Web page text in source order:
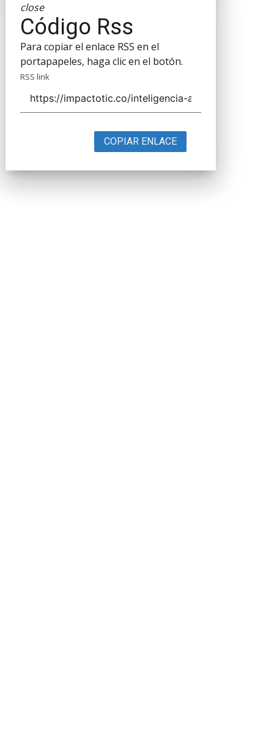
close
Código Rss
Para copiar el enlace RSS en el
portapapeles, haga clic en el botón.
RSS link
COPIAR ENLACE